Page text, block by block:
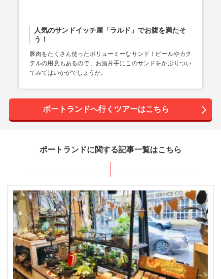
人気のサンドイッチ屋「ラルド」でお腹を満たそ
う！
豚肉をたくさん使ったボリューミーなサンド！ビールやカク
テルの用意もあるので、お酒片手にこのサンドをかぶりつい
てみてはいかがでしょうか。
ポートランドへ行くツアーはこちら
ポートランドに関する記事一覧はこちら